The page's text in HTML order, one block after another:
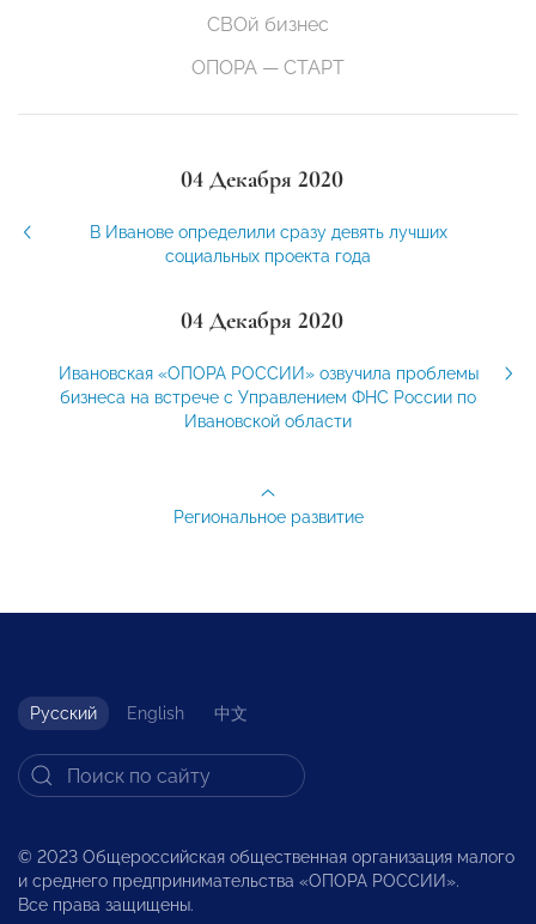
СВОй бизнес
ОПОРА — СТАРТ
04 Декабря 2020
В Иванове определили сразу девять лучших
социальных проекта года
04 Декабря 2020
Ивановская «ОПОРА РОССИИ» озвучила проблемы
бизнеса на встрече с Управлением ФНС России по
Ивановской области
Региональное развитие
Русский English 中文
© 2023 Общероссийская общественная организация малого
и среднего предпринимательства «ОПОРА РОССИИ».
Все права защищены.